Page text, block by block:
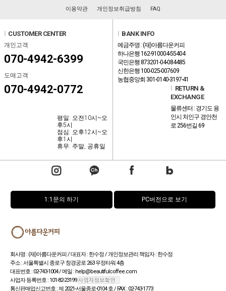
이용약관 개인정보취급방침 FAQ
CUSTOMER CENTER
개인고객
070-4942-6399
도매고객
070-4942-0772
평일: 오전10시~오
후5시
점심: 오후12시~오
후1시
휴무: 주말, 공휴일
BANK INFO
예금주명 : (재)아름다운커피
하나은행 162-910004-55404
국민은행 873201-04-084485
신한은행 100-025-007609
농협중앙회 301-0140-3197-41
RETURN &
EXCHANGE
물류센터 : 경기도 용
인시 처인구 경안천
로 256번길 69
1:1문의 하기 PC버전으로 보기
회사명 : (재)아름다운커피 / 대표자 : 한수정 / 개인정보관리 책임자 : 한수정
주소 : 서울특별시 종로구 창경궁로 263 우정타워 4층
대표번호 : 02-743-1004 / 메일 : help@beautifulcoffee.com
사업자 등록번호 : 101-82-23199
통신판매업신고번호 : 제 2021-서울종로-0104 호 / FAX : 02-743-1773